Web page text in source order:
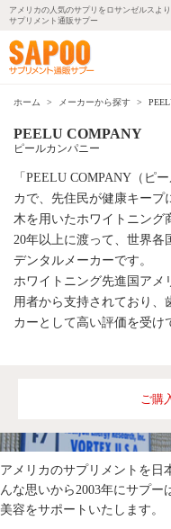
アメリカの人気のサプリをロサンゼルスより
サプリメント通販サプー
ホーム メーカーから探す
PEELU COMPANY
ピールカンパニー
「PEELU COMPANY（ピ
カで、先住民が健康キープ
木を用いたホワイトニング
20年以上に渡って、世界各
デンタルメーカーです。
ホワイトニング先進国アメ
用者から支持されており、
カーとして高い評価を受け
ご購
アメリカのサプリメントを日
んな思いから2003年にサプ
美容をサポートいたします。